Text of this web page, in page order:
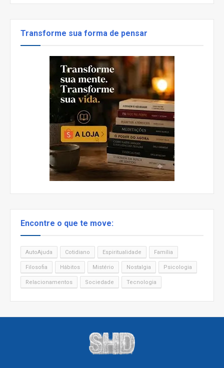
Transforme sua forma de pensar
Encontre o que te move:
AutoAjuda Cotidiano Espiritualidade Família
Filosofia Hábitos Mistério Nostalgia Psicologia
Relacionamentos Sociedade Tecnologia